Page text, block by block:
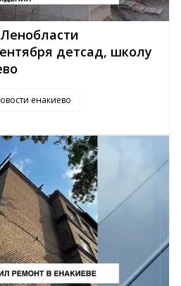
детсад, школу
енакиево